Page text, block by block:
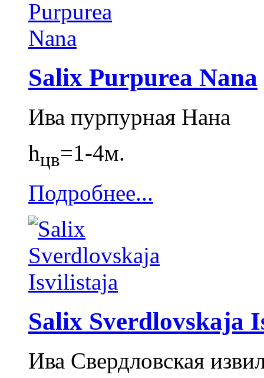
Salix Purpurea Nana
Ива пурпурная Нана
hцв=1-4м.
Подробнее...
Salix Sverdlovskaja
Ива Свердловская